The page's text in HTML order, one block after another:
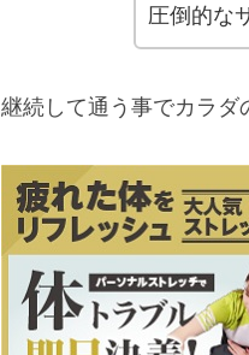
圧倒的な
継続して通う事でカラダ